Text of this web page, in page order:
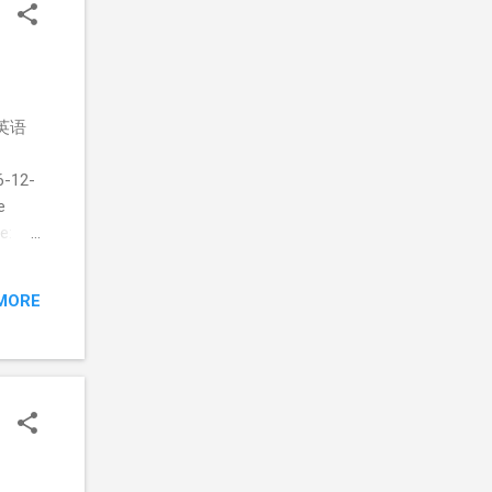
语
12-